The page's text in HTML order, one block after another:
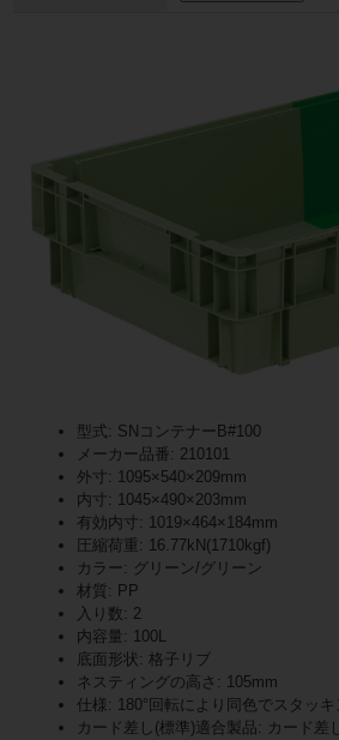
型式: SNコンテナーB#100
メーカー品番: 210101
外寸: 1095×540×209mm
内寸: 1045×490×203mm
有効内寸: 1019×464×184mm
圧縮荷重: 16.77kN(1710kgf)
カラー: グリーン/グリーン
材質: PP
入り数: 2
内容量: 100L
底面形状: 格子リブ
ネスティングの高さ: 105mm
仕様: 180°回転により同色でスタッキ
カード差し(標準)適合製品: カード差